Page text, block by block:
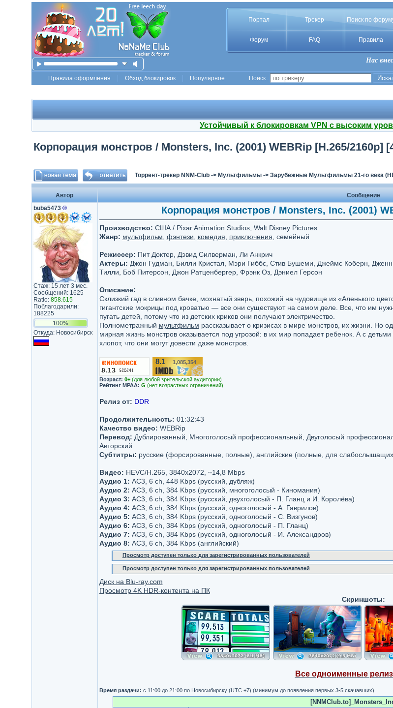
Портал Трекер Поиск по
Форум FAQ Правила
Нас
Правила оформления Обход блокировок Популярное Поиск :
Устойчивый к блокировкам VPN с высоким
Корпорация монстров / Monsters, Inc. (2001) WEBRip [H.265/2160p]
Торрент-трекер NNM-Club-> Мультфильмы-> Зарубежные Мультфильмы 21-го века
Автор
Сообщение
buba5473 ®
Стаж: 15 лет 3 мес.
Сообщений: 1625
Ratio: 858.615
Поблагодарили:
188225
100%
Откуда: Новосибирск
Корпорация монстров / Monsters, Inc. (2001)
Производство: США / Pixar Animation Studios, Walt Disney Pictures
Жанр: мультфильм фэнтези комедия приключения , семейный
Режиссер: Пит Доктер, Дэвид Силверман, Ли Анкрич
Актеры: Джон Гудман, Билли Кристал, Мэри Гиббс, Стив Бушеми, Джеймс Коберн,
Тилли, Боб Питерсон, Джон Ратценбергер, Фрэнк Оз, Дэниел Герсон
Описание:
Склизкий гад в сливном бачке, мохнатый зверь, похожий на чудовище из «Аленького
гигантские мокрицы под кроватью — все они существуют на самом деле. Все, что им
пугать детей, потому что из детских криков они получают электричество.
Полнометражный мультфильм рассказывает о кризисах в мире монстров, их жизни. Но
мирная жизнь монстров оказывается под угрозой: в их мир попадает ребенок. А с детьми
хлопот, что они могут довести даже монстров.
8.1/10 1,085,354
Возраст: 0+(для любой зрительской аудитории)
Рейтинг MPAA: G (нет возрастных ограничений)
Релиз от: DDR
Продолжительность: 01:32:43
Качество видео: WEBRip
Перевод: Дублированный, Многоголосый профессиональный, Двуголосый
Авторский
Субтитры: русские (форсированные, полные), английские (полные, для
Видео: HEVC/H.265, 3840x2072, ~14,8 Mbps
Аудио 1: AC3, 6 ch, 448 Kbps (русский, дубляж)
Аудио 2: AC3, 6 ch, 384 Kbps (русский, многоголосый - Киномания)
Аудио 3: AC3, 6 ch, 384 Kbps (русский, двухголосый - П. Гланц и И. Королёва)
Аудио 4: AC3, 6 ch, 384 Kbps (русский, одноголосый - А. Гаврилов)
Аудио 5: AC3, 6 ch, 384 Kbps (русский, одноголосый - С. Визгунов)
Аудио 6: AC3, 6 ch, 384 Kbps (русский, одноголосый - П. Гланц)
Аудио 7: AC3, 6 ch, 384 Kbps (русский, одноголосый - И. Александров)
Аудио 8: AC3, 6 ch, 384 Kbps (английский)
Просмотр доступен только для зарегистрированных пользователей
Просмотр доступен только для зарегистрированных пользователей
Диск на Blu-ray.com
Просмотр 4K HDR-контента на ПК
Скриншоты:
Все одноименные
Время раздачи: с 11:00 до 21:00 по Новосибирску (UTC +7) (минимум до появления первых 3-5 скачавших)